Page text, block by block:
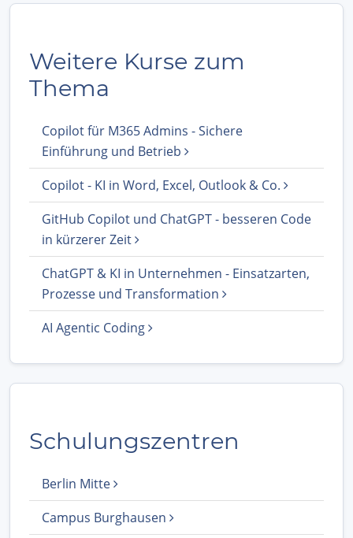
Weitere Kurse zum
Thema
Copilot für M365 Admins - Sichere
Einführung und Betrieb
Copilot - KI in Word, Excel, Outlook & Co.
GitHub Copilot und ChatGPT - besseren Code
in kürzerer Zeit
ChatGPT & KI in Unternehmen - Einsatzarten,
Prozesse und Transformation
AI Agentic Coding
Schulungszentren
Berlin Mitte
Campus Burghausen